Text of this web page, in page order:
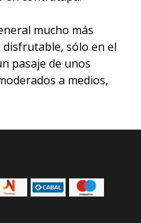
mucho más
disfrutable, sólo en el
pasaje de unos
a medios,